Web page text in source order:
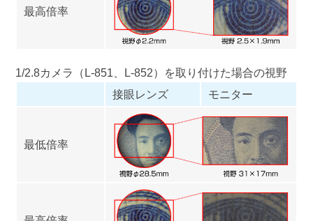
最高倍率
1/2.8カメラ（ L-851 L-852）を取り付けた場合の視野
接眼レンズ
モニター
最低倍率